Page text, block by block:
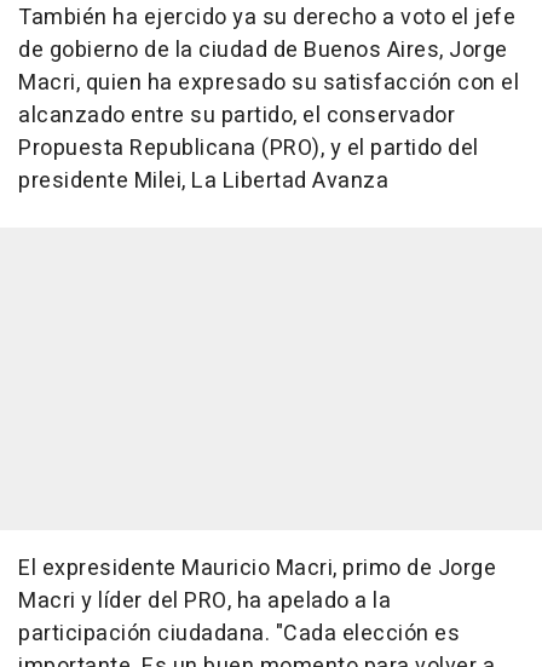
También ha ejercido ya su derecho a voto el jefe
de gobierno de la ciudad de Buenos Aires, Jorge
Macri, quien ha expresado su satisfacción con el
alcanzado entre su partido, el conservador
Propuesta Republicana (PRO), y el partido del
presidente Milei, La Libertad Avanza
El expresidente Mauricio Macri, primo de Jorge
Macri y líder del PRO, ha apelado a la
participación ciudadana. "Cada elección es